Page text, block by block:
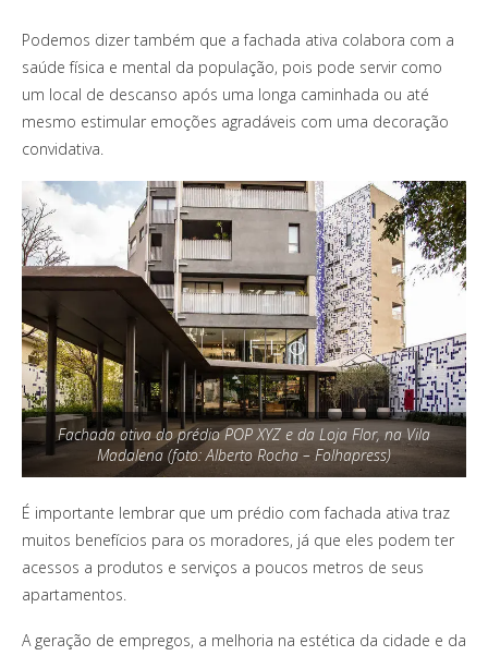
Podemos dizer também que a fachada ativa colabora com a
saúde física e mental da população, pois pode servir como
um local de descanso após uma longa caminhada ou até
mesmo estimular emoções agradáveis com uma decoração
convidativa.
Fachada ativa do prédio POP XYZ e da Loja Flor, na Vila
Madalena (foto: Alberto Rocha – Folhapress)
É importante lembrar que um prédio com fachada ativa traz
muitos benefícios para os moradores, já que eles podem ter
acessos a produtos e serviços a poucos metros de seus
apartamentos.
A geração de empregos, a melhoria na estética da cidade e da